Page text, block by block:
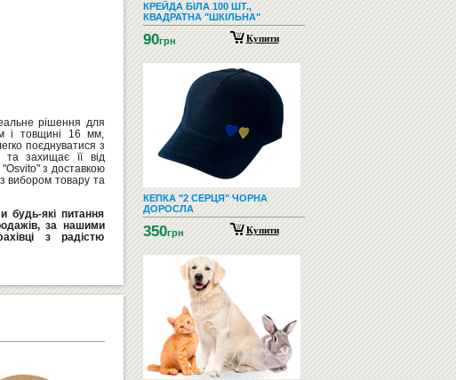
рішення для
і товщині 16 мм,
поєднуватися з
захищає її від
з доставкою
вибором товару та
будь-які питання
за нашими
з радістю
КРЕЙДА БІЛА 100 ШТ.,
КВАДРАТНА "ШКІЛЬНА"
90грн Купити
КЕПКА "2 СЕРЦЯ" ЧОРНА
ДОРОСЛА
350грн Купити